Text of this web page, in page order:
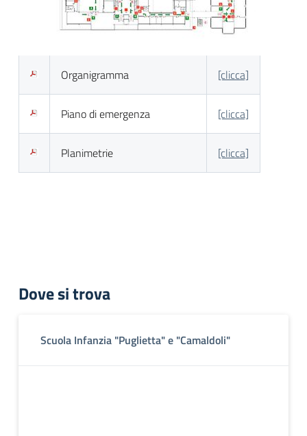
Organigramma [clicca]
Piano di emergenza [clicca]
Planimetrie [clicca]
Dove si trova
Scuola Infanzia "Puglietta" e "Camaldoli"